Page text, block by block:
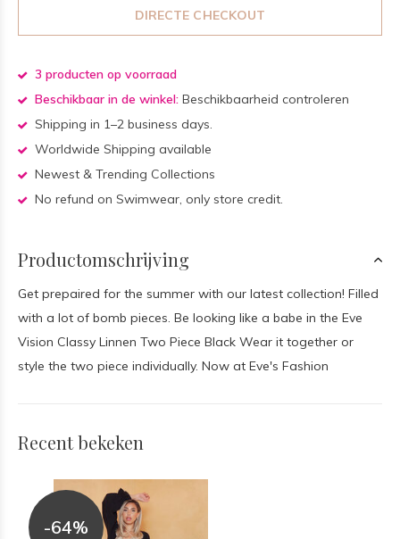
DIRECTE CHECKOUT
3 producten op voorraad
Beschikbaar in de winkel: Beschikbaarheid controleren
Shipping in 1–2 business days.
Worldwide Shipping available
Newest & Trending Collections
No refund on Swimwear, only store credit.
Productomschrijving
Get prepaired for the summer with our latest collection! Filled
with a lot of bomb pieces. Be looking like a babe in the Eve
Vision Classy Linnen Two Piece Black Wear it together or
style the two piece individually. Now at Eve's Fashion
Recent bekeken
-64%